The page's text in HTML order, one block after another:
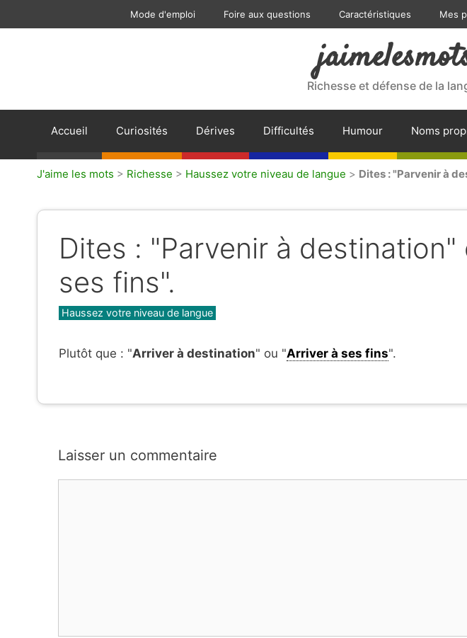
Mode d'emploi Foire aux questions Caractéristiques Mes
Richesse et défense de la
Accueil Curiosités Dérives Difficultés Humour Noms
J'aime les mots > Richesse > Haussez votre niveau de langue > Dites : "Parvenir à
Dites : "Parvenir à destination"
ses fins".
Catégories
Haussez votre niveau de langue
Plutôt que : "Arriver à destination" ou "Arriver à ses fins".
Laisser un commentaire